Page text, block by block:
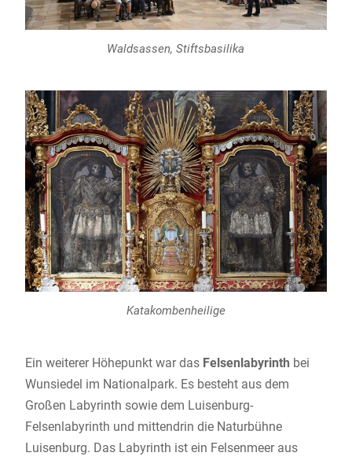
Waldsassen, Stiftsbasilika
Katakombenheilige
Ein weiterer Höhepunkt war das Felsenlabyrinth bei
Wunsiedel im Nationalpark. Es besteht aus dem
Großen Labyrinth sowie dem Luisenburg-
Felsenlabyrinth und mittendrin die Naturbühne
Luisenburg. Das Labyrinth ist ein Felsenmeer aus